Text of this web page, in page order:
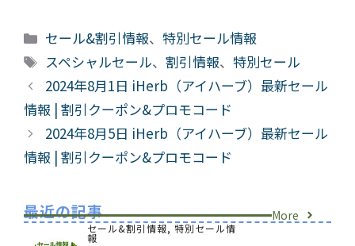
カ
テ
ゴ
リ
ー
セール&割引情報、特別セール情報
タ
グ
スペシャルセール、割引情報、特別セール
2024年8月1日 iHerb（アイハーブ）最新セール
情報 | 割引クーポン&プロモコード
2024年8月5日 iHerb（アイハーブ）最新セール
情報 | 割引クーポン&プロモコード
最近の記事 More
セール&割引情報, 特別セール情
報